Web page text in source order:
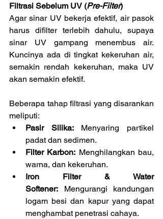
Filtrasi Sebelum UV (Pre-Filter)
Agar sinar UV bekerja efektif, air pasok
harus difilter terlebih dahulu, supaya
sinar UV gampang menembus air.
Kuncinya ada di tingkat kekeruhan air,
semakin rendah kekeruhan, maka UV
akan semakin efektif.
Beberapa tahap filtrasi yang disarankan
meliputi:
Pasir Silika: Menyaring partikel
padat dan sedimen.
Filter Karbon: Menghilangkan bau,
warna, dan kekeruhan.
Iron Filter & Water
Softener: Mengurangi kandungan
logam besi dan kapur yang dapat
menghambat penetrasi cahaya.